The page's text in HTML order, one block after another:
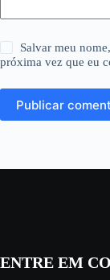
Salvar meu
próxima vez que eu
Publicar
ENTRE EM